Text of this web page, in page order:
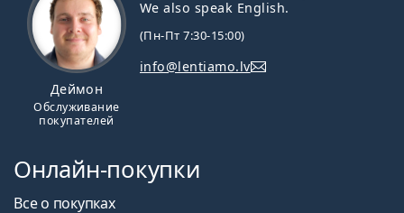
Деймон
Обслуживание
покупателей
We also speak English.
(Пн-Пт 7:30-15:00)
info@lentiamo.lv
Онлайн-покупки
Все о покупках